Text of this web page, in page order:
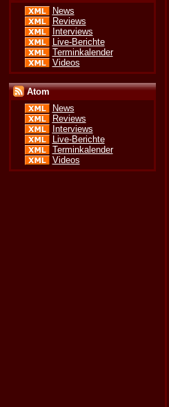
News
Reviews
Interviews
Live-Berichte
Terminkalender
Videos
Atom
News
Reviews
Interviews
Live-Berichte
Terminkalender
Videos